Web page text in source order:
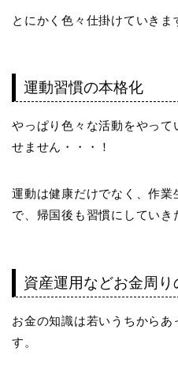
とにかく色々仕掛けていきま
運動習慣の本格化
やっぱり色々な活動をやっ
せません・・・！
運動は健康だけでなく、作
で、帰国後も習慣にしていき
資産運用などお金周り
お金の知識は若いうちからあ
す。